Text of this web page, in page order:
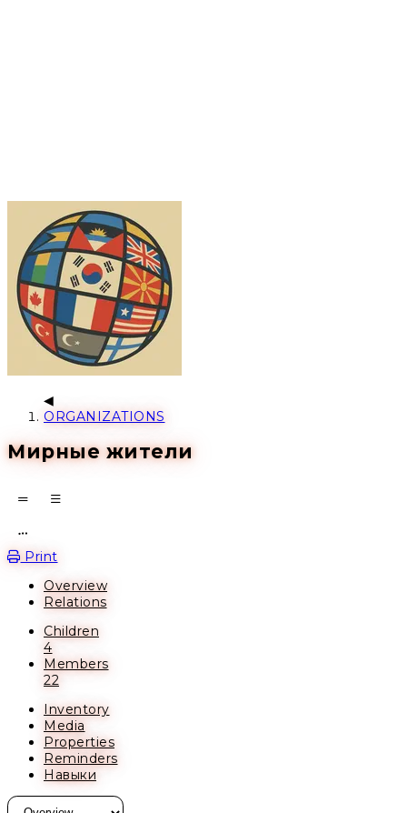
ORGANIZATIONS
Мирные жители
Print
Overview
Relations
Children
4
Members
22
Inventory
Media
Properties
Reminders
Навыки